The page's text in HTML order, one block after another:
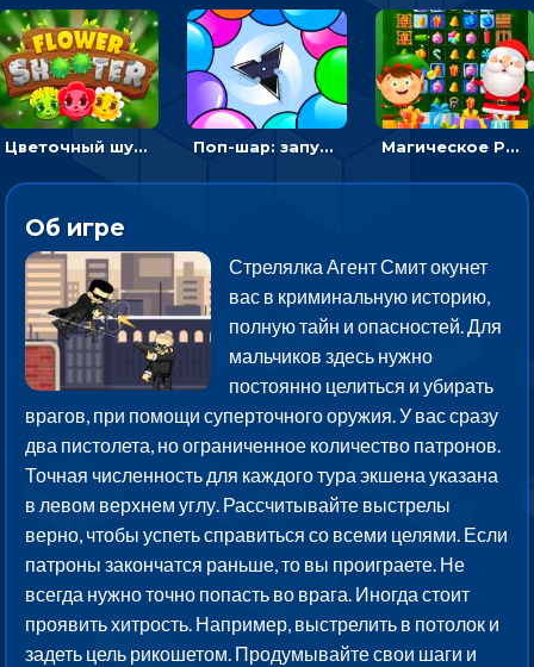
Цветочный шутер: стрелять пчелками по цветам Поп-шар: запускать колючку, чтобы лопать воздушные шарики Магическое Рождество: соедини три в ряд и выполни задание
Об игре
Стрелялка Агент Смит окунет
вас в криминальную историю,
полную тайн и опасностей. Для
мальчиков здесь нужно
постоянно целиться и убирать
врагов, при помощи суперточного оружия. У вас сразу
два пистолета, но ограниченное количество патронов.
Точная численность для каждого тура экшена указана
в левом верхнем углу. Рассчитывайте выстрелы
верно, чтобы успеть справиться со всеми целями. Если
патроны закончатся раньше, то вы проиграете. Не
всегда нужно точно попасть во врага. Иногда стоит
проявить хитрость. Например, выстрелить в потолок и
задеть цель рикошетом. Продумывайте свои шаги и